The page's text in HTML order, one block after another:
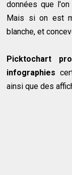
données que
Mais si on est
blanche, et
Picktochart
infographies
ainsi que des